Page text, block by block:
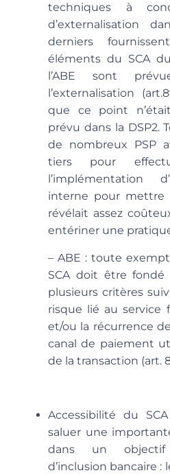
techniques à
d’externalisation
derniers
éléments du SCA
l’ABE sont
l’externalisation
que ce point
prévu dans la DSP2.
de nombreux PSP
tiers pour
l’implémentation
interne pour mettre
révélait assez
entériner une
– ABE : toute
SCA doit être fondé
plusieurs critères
risque lié au service
et/ou la récurrence
canal de paiement
de la transaction (art.
Accessibilité du SCA
saluer une
dans un objectif
d’inclusion bancaire :